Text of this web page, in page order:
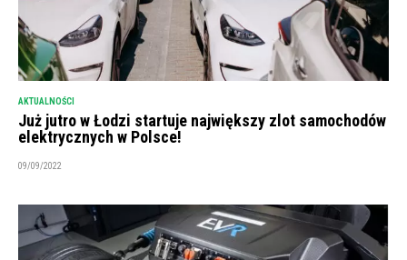
AKTUALNOŚCI
Już jutro w Łodzi startuje największy zlot samochodów
elektrycznych w Polsce!
09/09/2022